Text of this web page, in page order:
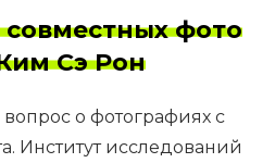
совместных фото
Сэ Рон
о фотографиях с
Институт исследований